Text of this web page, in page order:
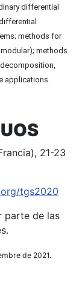
differential
methods for
methods
applications.
21-23
tgs2020
parte de las
de 2021.